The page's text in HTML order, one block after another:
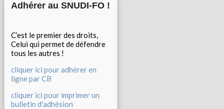
Adhérer au SNUDI-FO !
C’est le premier des droits,
Celui qui permet de défendre
tous les autres !
cliquer ici pour adhérer en
ligne par CB
cliquer ici pour imprimer un
bulletin d'adhésion